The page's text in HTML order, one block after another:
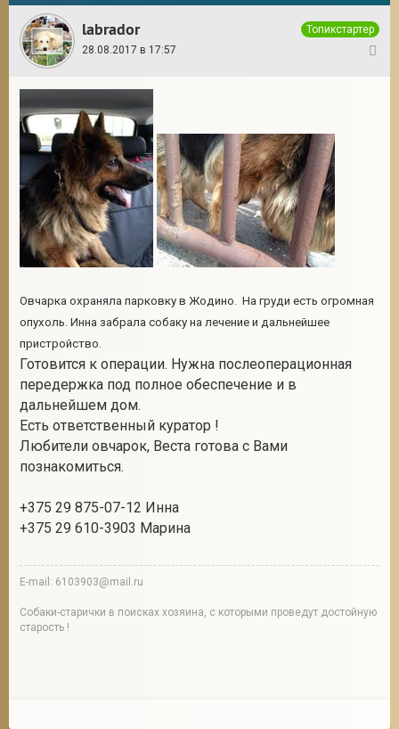
labrador
Топикстартер
28.08.2017 в 17:57
Овчарка охраняла парковку в Жодино. На груди есть огромная
опухоль. Инна забрала собаку на лечение и дальнейшее
пристройство.
Готовится к операции. Нужна послеоперационная
передержка под полное обеспечение и в
дальнейшем дом.
Есть ответственный куратор !
Любители овчарок, Веста готова с Вами
познакомиться.
+375 29 875-07-12 Инна
+375 29 610-3903 Марина
E-mail: 6103903@mail.ru
Собаки-старички в поисках хозяина, с которыми проведут достойную
старость !